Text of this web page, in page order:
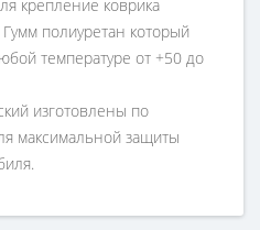
крепление коврика
полиуретан который
температуре от +50 до
изготовлены по
максимальной защиты